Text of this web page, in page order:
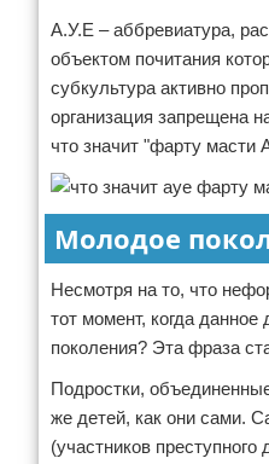
А.У.Е – аббревиатура,
объектом почитания
субкультура активно
организация запрещена
что значит "фарту масти
Молодое
Несмотря на то, что
тот момент, когда
поколения? Эта фраза
Подростки,
же детей, как они сами.
(участников